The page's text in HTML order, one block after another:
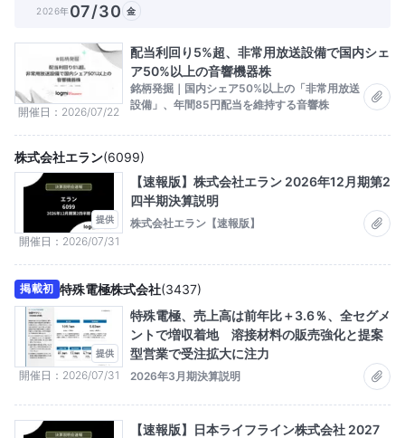
2026年07/30 金
開催日 2026/07/22
配当利回り5%超、非常用放送設備で国内シェ
ア50%以上の音響機器株
銘柄発掘｜国内シェア50%以上の「非常用放送
設備」、年間85円配当を維持する音響株
提供
開催日 2026/07/31
株式会社エラン(6099)
【速報版】株式会社エラン 2026年12月期第2
四半期決算説明
株式会社エラン【速報版】
提供
開催日 2026/07/31
掲載初 特殊電極株式会社(3437)
特殊電極、売上高は前年比＋3.6％、全セグメ
ントで増収着地 溶接材料の販売強化と提案
型営業で受注拡大に注力
2026年3月期決算説明
【速報版】日本ライフライン株式会社 2027